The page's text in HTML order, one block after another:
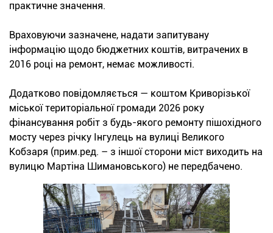
практичне значення.
Враховуючи зазначене, надати запитувану
інформацію щодо бюджетних коштів, витрачених в
2016 році на ремонт, немає можливості.
Додатково повідомляється — коштом Криворізької
міської територіальної громади 2026 року
фінансування робіт з будь-якого ремонту пішохідного
мосту через річку Інгулець на вулиці Великого
Кобзаря (прим.ред. – з іншої сторони міст виходить на
вулицю Мартіна Шимановського) не передбачено.